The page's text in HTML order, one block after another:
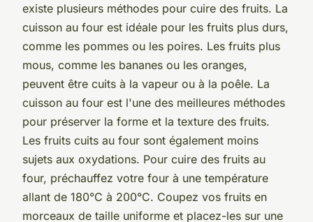
existe plusieurs méthodes pour cuire des fruits. La
cuisson au four est idéale pour les fruits plus durs,
comme les pommes ou les poires. Les fruits plus
mous, comme les bananes ou les oranges,
peuvent être cuits à la vapeur ou à la poêle. La
cuisson au four est l'une des meilleures méthodes
pour préserver la forme et la texture des fruits.
Les fruits cuits au four sont également moins
sujets aux oxydations. Pour cuire des fruits au
four, préchauffez votre four à une température
allant de 180°C à 200°C. Coupez vos fruits en
morceaux de taille uniforme et placez-les sur une